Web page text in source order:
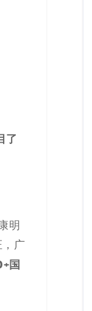
了
明
，广
国